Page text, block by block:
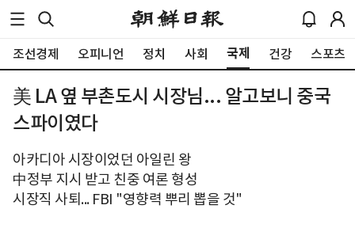
조선경제 오피니언 정치 사회 국제 건강 스포츠
美 LA 옆 부촌도시 시장님... 알고보니 중국
스파이였다
아카디아 시장이었던 아일린 왕
中정부 지시 받고 친중 여론 형성
시장직 사퇴... FBI "영향력 뿌리 뽑을 것"